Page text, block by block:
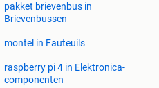
pakket brievenbus in
Brievenbussen
montel in Fauteuils
raspberry pi 4 in Elektronica-
componenten